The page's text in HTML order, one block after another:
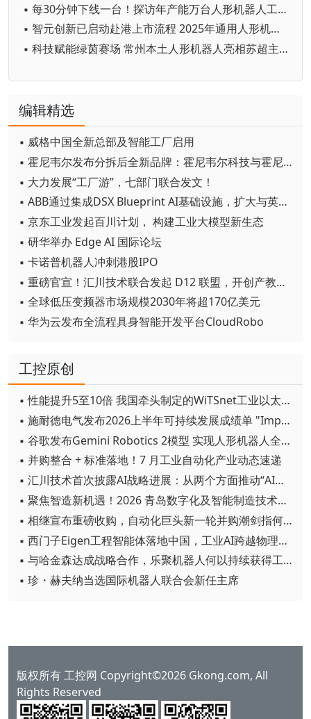
▪ 每30分钟下线一台！探访年产能万台人形机器人工厂
▪ 智元创新已启动赴港上市流程 2025年通用人形机器人出货量超5100台
▪ 科技赋能绿茵赛场 常州本土人形机器人亮相苏超主场
编辑精选
▪ 威格中国全新总部及智能工厂启用
▪ 霍尼韦尔发布分拆后全新品牌：霍尼韦尔科技与霍尼韦尔航空航天
▪ 大力发展“工厂游”，七部门联合发文！
▪ ABB通过集成DSX Blueprint AI基础设施，扩大与英伟达的合作
▪ 京东工业发起百川计划， 构建工业大模型新生态
▪ 研华举办 Edge AI 国际论坛
▪ 卡诺普机器人冲刺港股IPO
▪ 重磅官宣！汇川技术联合发起 D12 联盟，开创产教融合新范式
▪ 全球低压变频器市场规模2030年将超170亿美元
▪ 华为云发布全流程具身智能开发平台CloudRobo
工控原创
▪ 性能提升5至10倍 我国牵头制定的WiTSnet工业以太网国际标准正式发布
▪ 施耐德电气发布2026上半年可持续发展成绩单 "Impact 2030"路线图开局稳健
▪ 谷歌发布Gemini Robotics 2模型 实现人形机器人全身智能控制突破
▪ 并购整合 + 标准落地！7 月工业自动化产业动态速递
▪ 汇川技术首次披露AI战略进展：从两个方面推动“AI业务化”落地
▪ 聚焦智造新机遇！2026 青岛数字化及智能制造技术论坛圆满落幕
▪ 相继宣布重磅收购，自动化巨头新一轮并购潮剑指何方？
▪ 西门子Eigen工程智能体落地中国，工业AI跨越物理世界“确定性”拐点
▪ 与哈金森达成战略合作，乐聚机器人何以持续获得工业巨头青睐？
▪ 珍・赫夫纳当选国际机器人联合会新任主席
版权所有 工控网 Copyright©2026 Gkong.com, All
Rights Reserved